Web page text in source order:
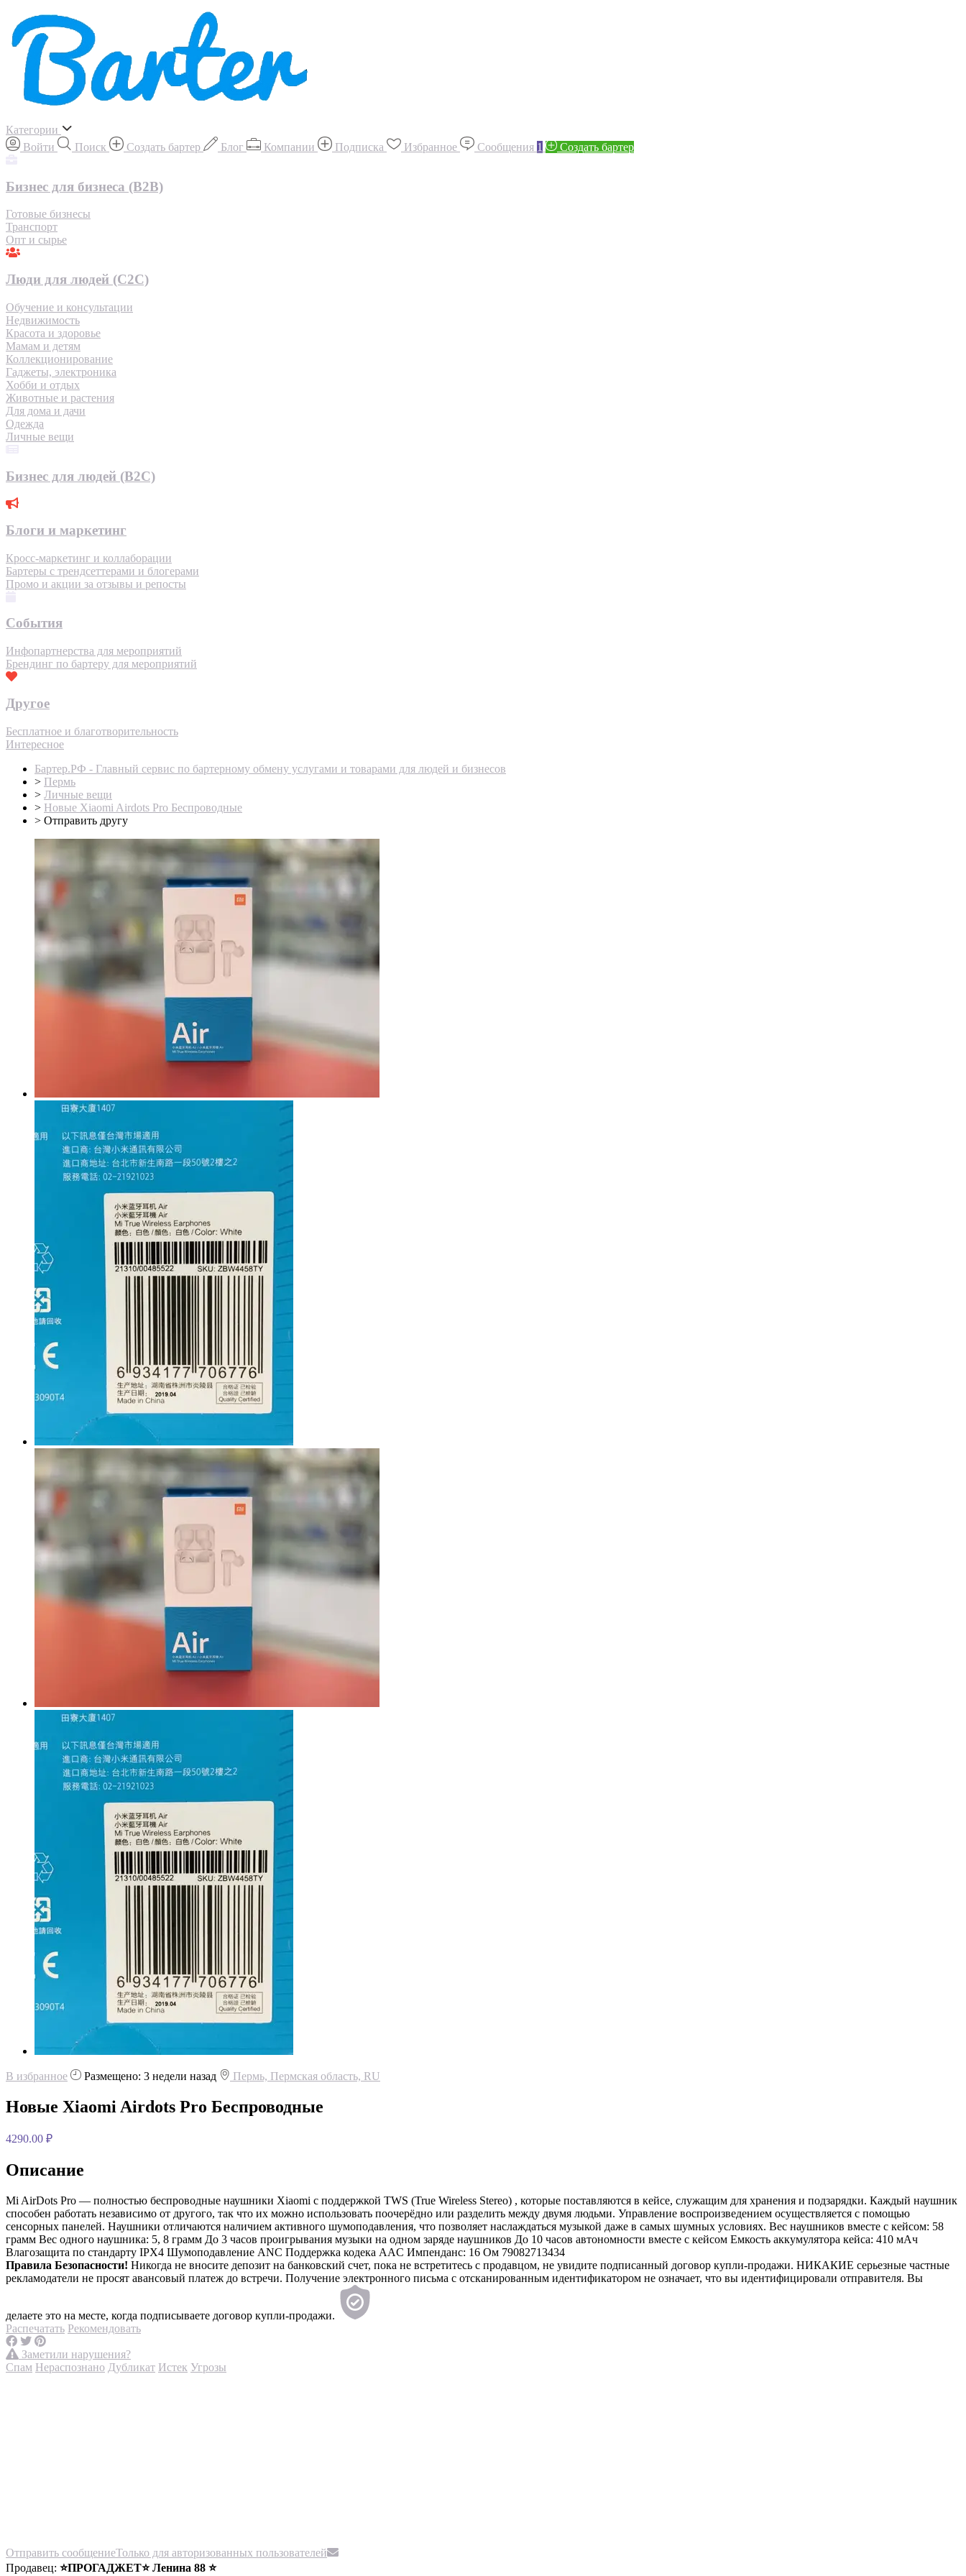
Категории
Войти
Поиск Создать бартер Блог Компании Подписка Избранное Сообщения 1 Создать бартер
Бизнес для бизнеса (B2B)
Готовые бизнесы
Транспорт
Опт и сырье
Люди для людей (С2С)
Обучение и консультации
Недвижимость
Красота и здоровье
Мамам и детям
Коллекционирование
Гаджеты, электроника
Хобби и отдых
Животные и растения
Для дома и дачи
Одежда
Личные вещи
Бизнес для людей (B2C)
Блоги и маркетинг
Кросс-маркетинг и коллаборации
Бартеры с трендсеттерами и блогерами
Промо и акции за отзывы и репосты
События
Инфопартнерства для мероприятий
Брендинг по бартеру для мероприятий
Другое
Бесплатное и благотворительность
Интересное
Бартер.РФ - Главный сервис по бартерному обмену услугами и товарами для людей и бизнесов
> Пермь
> Личные вещи
> Новые Xiaomi Airdots Pro Беспроводные
> Отправить другу
В избранное Размещено: 3 недели назад Пермь, Пермская область, RU
Новые Xiaomi Airdots Pro Беспроводные
4290.00 ₽
Описание
Mi AirDots Pro — полностью беспроводные наушники Xiaomi с поддержкой TWS (True Wireless Stereo) , которые поставляются в кейсе, служащим для хранения и подзарядки. Каждый наушник
способен работать независимо от другого, так что их можно использовать поочерёдно или разделить между двумя людьми. Управление воспроизведением осуществляется с помощью
сенсорных панелей. Наушники отличаются наличием активного шумоподавления, что позволяет наслаждаться музыкой даже в самых шумных условиях. Вес наушников вместе с кейсом: 58
грамм Вес одного наушника: 5, 8 грамм До 3 часов проигрывания музыки на одном заряде наушников До 10 часов автономности вместе с кейсом Емкость аккумулятора кейса: 410 мАч
Влагозащита по стандарту IPX4 Шумоподавление ANC Поддержка кодека AAC Импенданс: 16 Ом 79082713434
Правила Безопасности! Никогда не вносите депозит на банковский счет, пока не встретитесь с продавцом, не увидите подписанный договор купли-продажи. НИКАКИЕ серьезные частные
рекламодатели не просят авансовый платеж до встречи. Получение электронного письма с отсканированным идентификатором не означает, что вы идентифицировали отправителя. Вы
делаете это на месте, когда подписываете договор купли-продажи.
Распечатать Рекомендовать
Заметили нарушения?
Спам Нераспознано Дубликат Истек Угрозы
Отправить сообщениеТолько для авторизованных пользователей
Продавец: ⭐️ПРОГАДЖЕТ⭐️ Ленина 88 ⭐️